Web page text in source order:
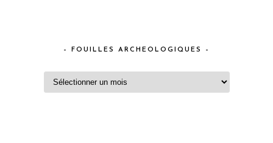
– FOUILLES ARCHEOLOGIQUES –